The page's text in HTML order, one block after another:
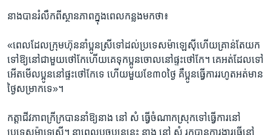
នាង​បាន​រំលឹក​ពី​ស្ថានភាព​ក្នុង​ពេល​កន្លងមកថា៖
«ពេល​ដែល​ក្រុមហ៊ុន​នាំ​ប្អូនស្រី​ទៅ​ដល់​ប្រទេស​ម៉ាឡេស៊ី​ហើយ​គ្រាន់​តែ​យក​
ទៅ​ឱ្យ​នៅ​ជាមួយ​ថៅកែ​ហើយ​គេ​ទុក​ប្អូន​ចោល​នៅ​ផ្ទះ​ថៅកែ។ គេ​អត់​ដែល​ទៅ​
អើត​មើល​ប្អូន​នៅ​ផ្ទះ​ថៅកែទេ ​ហើយ​មួយ​ខែ​៣០​ថ្ងៃ​ គឺ​ប្អូន​ធ្វើ​ការ​រហូត​អត់​មាន​
ថ្ងៃ​សម្រាក​ទេ‍»។
កត្តា​ជីវភាព​ក្រីក្រ​បាន​នាំ​ឱ្យ​នាង​ នៅ សំ ធ្វើ​ចំណាកស្រុក​ទៅ​ធ្វើការ​នៅ​
ប្រទេស​ម៉ាឡេស៊ី។ នា​ពេល​បច្ចុប្បន្ន​នេះ​ នាង ​នៅ សំ ​រក​បាន​ការងារ​ធ្វើ​នៅ​